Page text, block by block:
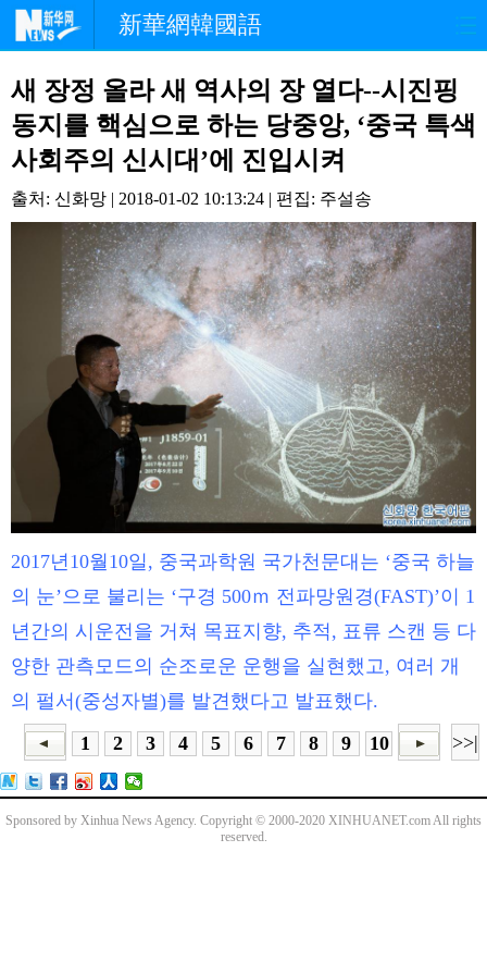
新華網韓國語
홈페이지 최신뉴스 정치
경제 사회 포토
중한교류 핫 TV
연예 관광 오피니언
생생 중국어
새 장정 올라 새 역사의 장 열다--시진핑
동지를 핵심으로 하는 당중앙, ‘중국 특색
사회주의 신시대’에 진입시켜
출처: 신화망 | 2018-01-02 10:13:24 | 편집: 주설송
2017년10월10일, 중국과학원 국가천문대는 ‘중국 하늘
의 눈’으로 불리는 ‘구경 500ｍ 전파망원경(FAST)’이 1
년간의 시운전을 거쳐 목표지향, 추적, 표류 스캔 등 다
양한 관측모드의 순조로운 운행을 실현했고, 여러 개
의 펄서(중성자별)를 발견했다고 발표했다.
1
2 3 4 5 6 7 8 9 10 >>|